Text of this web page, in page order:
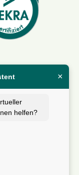
×
helfen?